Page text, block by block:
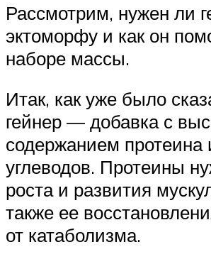
Рассмотрим, нужен ли
эктоморфу и как он
наборе массы.
Итак, как уже было
гейнер — добавка с
содержанием протеина
углеводов. Протеины
роста и развития
также ее
от катаболизма.